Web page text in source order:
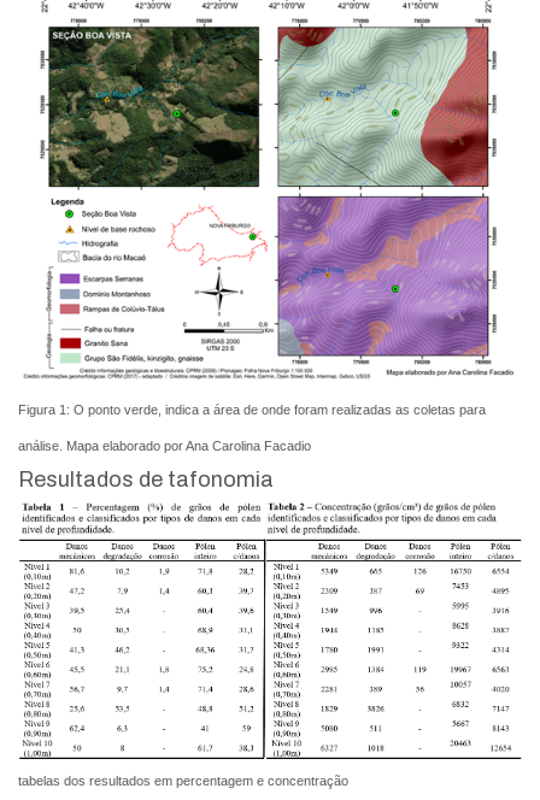
Figura 1: O ponto verde, indica a área de onde foram realizadas as coletas para
análise. Mapa elaborado por Ana Carolina Facadio
Resultados de tafonomia
tabelas dos resultados em percentagem e concentração